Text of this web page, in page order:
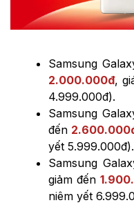
Samsung
2.000.000đ,
4.999.000đ).
Samsung
đến
yết 5.999.000đ).
Samsung
giảm đến
niêm yết